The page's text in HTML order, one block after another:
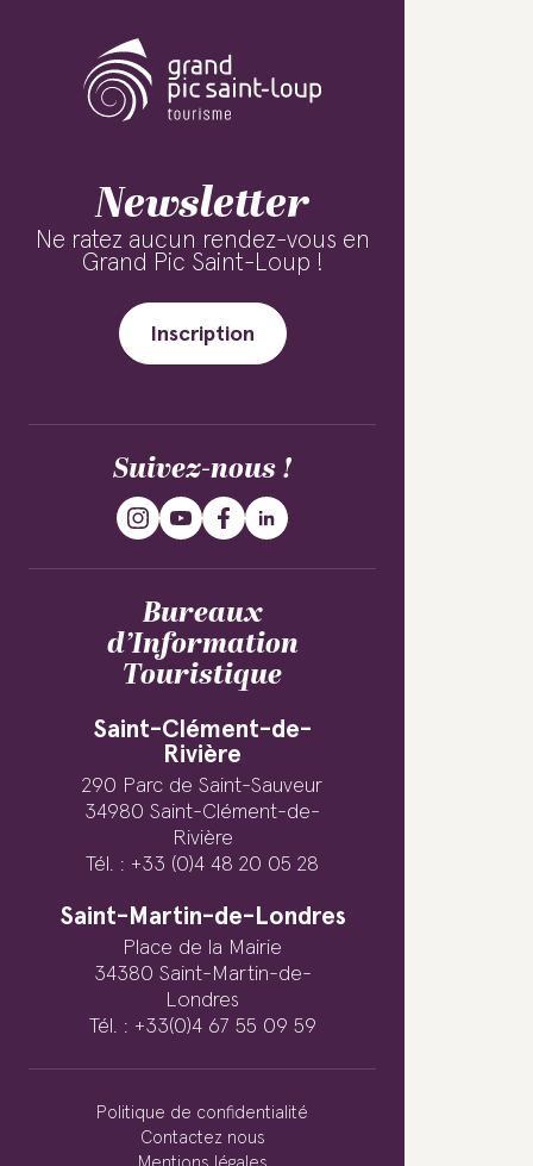
Newsletter
Ne ratez aucun rendez-vous en
Grand Pic Saint-Loup !
Inscription
Suivez-nous !
Bureaux
d’Information
Touristique
Saint-Clément-de-
Rivière
290 Parc de Saint-Sauveur
34980 Saint-Clément-de-
Rivière
Tél. : +33 (0)4 48 20 05 28
Saint-Martin-de-Londres
Place de la Mairie
34380 Saint-Martin-de-
Londres
Tél. : +33(0)4 67 55 09 59
Politique de confidentialité
Contactez nous